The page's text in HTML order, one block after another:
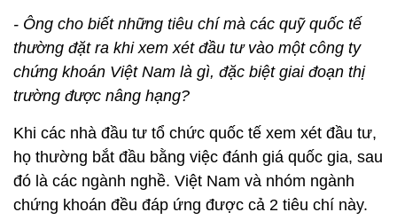
- Ông cho biết những tiêu chí mà các quỹ quốc tế
thường đặt ra khi xem xét đầu tư vào một công ty
chứng khoán Việt Nam là gì, đặc biệt giai đoạn thị
trường được nâng hạng?
Khi các nhà đầu tư tổ chức quốc tế xem xét đầu tư,
họ thường bắt đầu bằng việc đánh giá quốc gia, sau
đó là các ngành nghề. Việt Nam và nhóm ngành
chứng khoán đều đáp ứng được cả 2 tiêu chí này.